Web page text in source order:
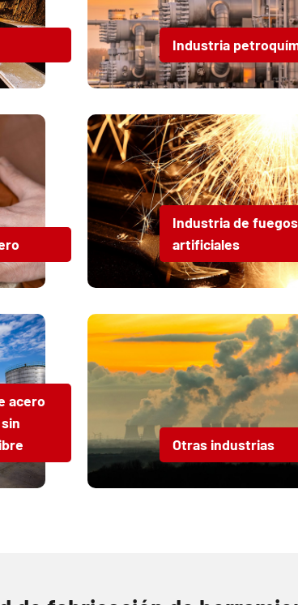
Industria
Industria de fuegos
artificiales
acero
Otras industrias